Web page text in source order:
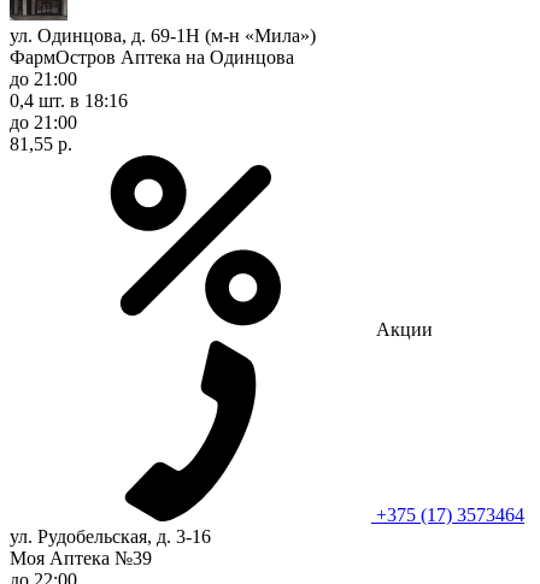
ул. Одинцова, д. 69-1Н (м-н «Мила»)
ФармОстров Аптека на Одинцова
до 21:00
0,4 шт. в 18:16
до 21:00
81,55 р.
Акции
+375 (17) 3573464
ул. Рудобельская, д. 3-16
Моя Аптека №39
до 22:00